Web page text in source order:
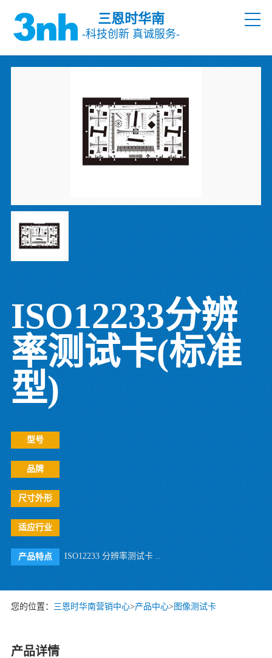
三恩时华南
-科技创新 真诚服务-
ISO12233分辨
率测试卡(标准
型)
型号
品牌
尺寸外形
适应行业
产品特点 ISO12233 分辨率测试卡 ..
您的位置： 三恩时华南营销中心>产品中心> 图像测试卡
产品详情